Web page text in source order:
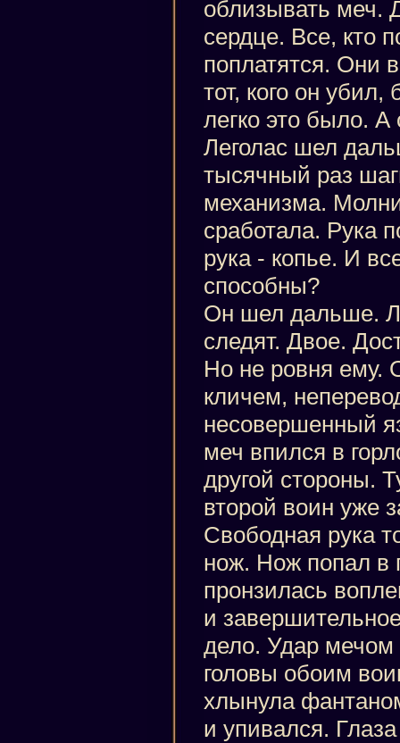
облизывать меч.
сердце. Все, кто
поплатятся. Они
тот, кого он
легко это было. А
Леголас шел
тысячный раз
механизма.
сработала. Рука
рука - копье. И
способны?
Он шел дальше.
следят. Двое.
Но не ровня ему.
кличем,
несовершенный
меч впился в
другой стороны.
второй воин уже
Свободная рука
нож. Нож попал в
пронзилась
и
дело. Удар мечом
головы обоим
хлынула
и упивался.